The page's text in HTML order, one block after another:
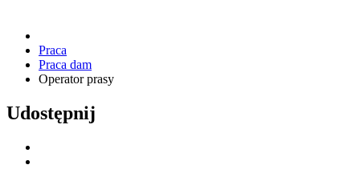
Praca
Praca dam
Operator prasy
Udostępnij